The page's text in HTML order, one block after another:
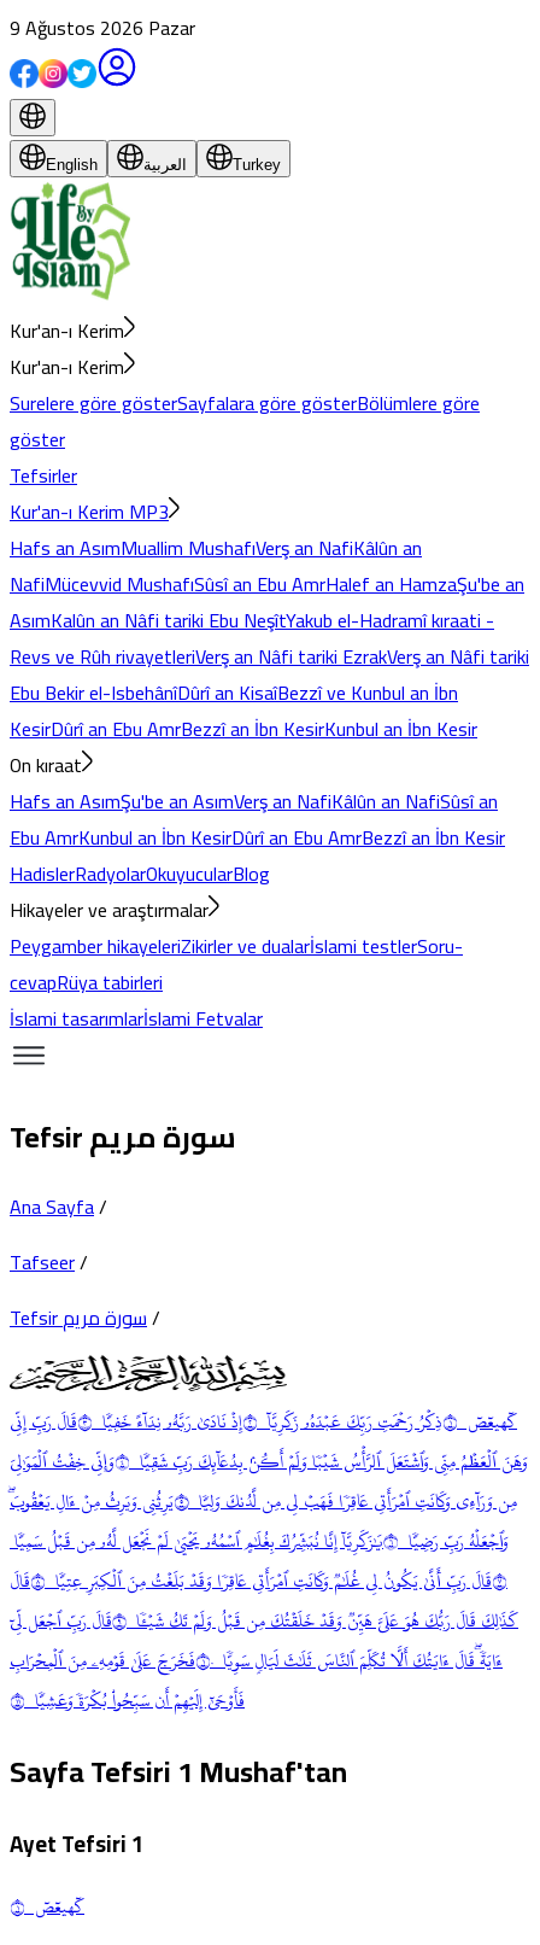
9 Ağustos 2026 Pazar
English العربية Turkey
Kur'an-ı Kerim
Kur'an-ı Kerim
Surelere göre gösterSayfalara göre gösterBölümlere göre
göster
Tefsirler
Kur'an-ı Kerim MP3
Hafs an AsımMuallim MushafıVerş an NafiKâlûn an
NafiMücevvid MushafıSûsî an Ebu AmrHalef an HamzaŞu'be an
AsımKalûn an Nâfi tariki Ebu NeşîtYakub el-Hadramî kıraati -
Revs ve Rûh rivayetleriVerş an Nâfi tariki EzrakVerş an Nâfi tariki
Ebu Bekir el-IsbehânîDûrî an KisaîBezzî ve Kunbul an İbn
KesirDûrî an Ebu AmrBezzî an İbn KesirKunbul an İbn Kesir
On kıraat
Hafs an AsımŞu'be an AsımVerş an NafiKâlûn an NafiSûsî an
Ebu AmrKunbul an İbn KesirDûrî an Ebu AmrBezzî an İbn Kesir
HadislerRadyolarOkuyucularBlog
Hikayeler ve araştırmalar
Peygamber hikayeleriZikirler ve dualarİslami testlerSoru-
cevapRüya tabirleri
İslami tasarımlarİslami Fetvalar
Tefsir سورة مريم
Ana Sayfa/
Tafseer/
Tefsir سورة مريم/
كٓهيعٓصٓ ١ ذِكۡرُ رَحۡمَتِرَبِّكَ عَبۡدَهُۥ زَكَرِيَّآ ٢ إِذۡ نَادَىٰرَبَّهُۥ نِدَآءً خَفِيّٗا ٣ قَالَرَبِّإِنِّي
وَهَنَ ٱلۡعَظۡمُ مِنِّي وَٱشۡتَعَلَ ٱلرَّأۡسُ شَيۡبٗا وَلَمۡ أَكُنۢ بِدُعَآئِكَرَبِّشَقِيّٗا ٤ وَإِنِّي خِفۡتُ ٱلۡمَوَٰلِيَ
مِن وَرَآءِي وَكَانَتِ ٱمۡرَأَتِي عَاقِرٗا فَهَبۡ لِي مِن لَّدُنكَ وَلِيّٗا ٥ يَرِثُنِي وَيَرِثُ مِنۡ ءَالِ يَعۡقُوبَۖ
وَٱجۡعَلۡهُرَبِّرَضِيّٗا ٦ يَٰزَكَرِيَّآ إِنَّا نُبَشِّرُكَ بِغُلَٰمٍ ٱسۡمُهُۥ يَحۡيَىٰ لَمۡ نَجۡعَل لَّهُۥ مِن قَبۡلُ سَمِيّٗا
٧قَالَرَبِّأَنَّىٰ يَكُونُ لِي غُلَٰمٞ وَكَانَتِ ٱمۡرَأَتِي عَاقِرٗا وَقَدۡ بَلَغۡتُ مِنَ ٱلۡكِبَرِ عِتِيّٗا ٨ قَالَ
كَذَٰلِكَ قَالَرَبُّكَهُوَعَلَيَّ هَيِّنٞ وَقَدۡ خَلَقۡتُكَ مِن قَبۡلُ وَلَمۡ تَكُ شَيۡـٔٗا ٩ قَالَرَبِّٱجۡعَل لِّيٓ
ءَايَةٗۖ قَالَ ءَايَتُكَ أَلَّا تُكَلِّمَ ٱلنَّاسَ ثَلَٰثَ لَيَالٖ سَوِيّٗا ١٠ فَخَرَجَ عَلَىٰ قَوۡمِهِۦ مِنَ ٱلۡمِحۡرَابِ
فَأَوۡحَىٰٓ إِلَيۡهِمۡ أَن سَبِّحُواْ بُكۡرَةٗ وَعَشِيّٗا ١١
Sayfa Tefsiri1 Mushaf'tan
Ayet Tefsiri1
كٓهيعٓصٓ ١